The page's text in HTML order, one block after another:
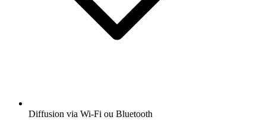
Diffusion via Wi-Fi ou Bluetooth